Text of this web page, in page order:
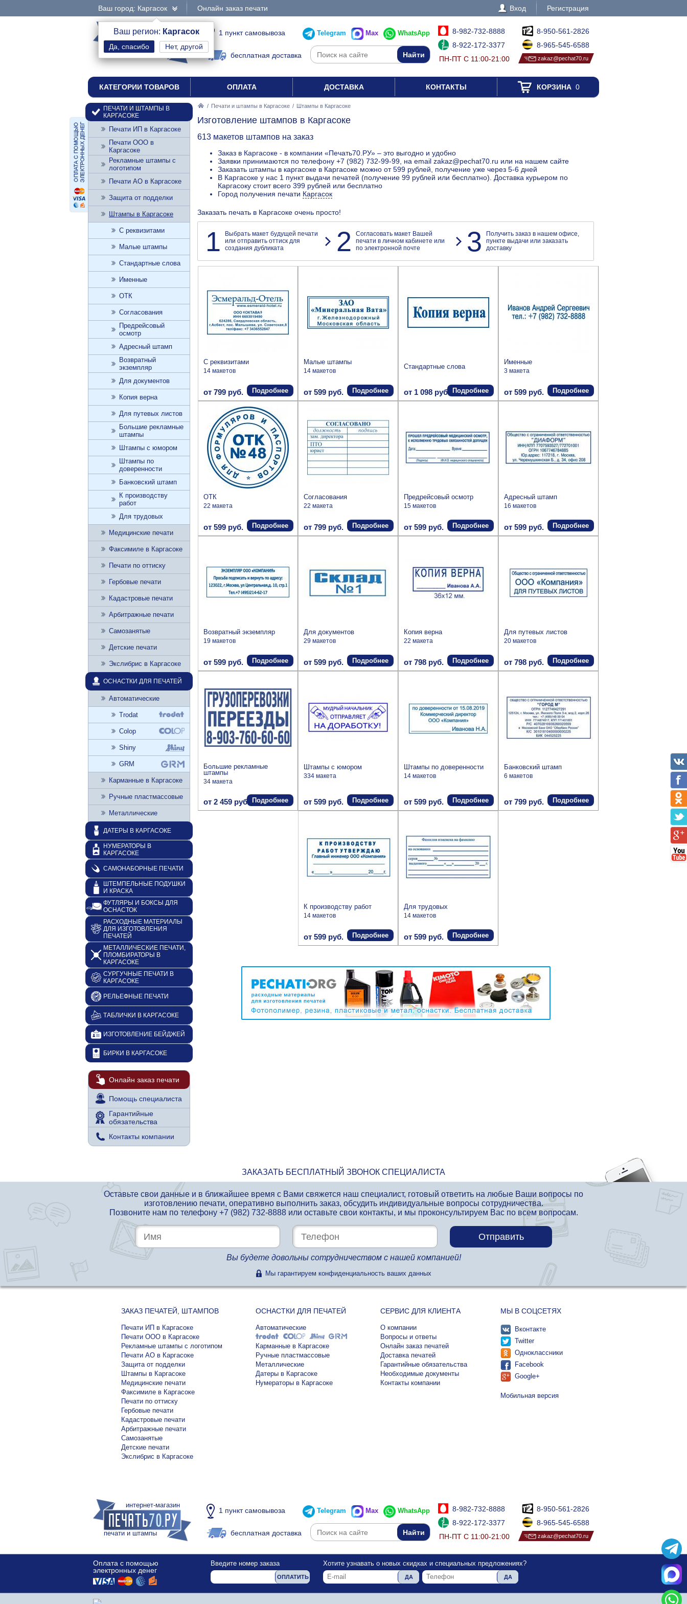
Ваш город: Каргасок
Ваш регион: Каргасок
Нет, другой
Онлайн заказ печати Вход Регистрация
интернет-магазин
1 пункт самовывоза
бесплатная доставка
Telegram Max WhatsApp
8-982-732-8888
8-922-172-3377
ПН-ПТ С 11:00-21:00
8-950-561-2826
8-965-545-6588
zakaz@pechat70.ru
КАТЕГОРИИ ТОВАРОВ ОПЛАТА ДОСТАВКА КОНТАКТЫ КОРЗИНА0
/ Печати и штампы в Каргасоке / Штампы в Каргасоке
Изготовление штампов в Каргасоке
613 макетов штампов на заказ
Заказ в Каргасоке - в компании «Печать70.РУ» – это выгодно и удобно
Заявки принимаются по телефону +7 (982) 732-99-99, на email zakaz@pechat70.ru или на нашем сайте
Заказать штампы в каргасоке в Каргасоке можно от 599 рублей, получение уже через 5-6 дней
В Каргасоке у нас 1 пункт выдачи печатей (получение 99 рублей или бесплатно). Доставка курьером по
Каргасоку стоит всего 399 рублей или бесплатно
Город получения печати Каргасок
Заказать печать в Каргасоке очень просто!
1
Выбрать макет будущей печати
или отправить оттиск для
создания дубликата
2
Согласовать макет Вашей
печати в личном кабинете или
по электронной почте
3
Получить заказ в нашем офисе,
пункте выдачи или заказать
доставку
С реквизитами
14 макетов
от 799 руб. Подробнее
Малые штампы
14 макетов
от 599 руб. Подробнее
Стандартные слова
от 1 098 руб. Подробнее
Именные
3 макета
от 599 руб. Подробнее
ОТК
22 макета
от 599 руб. Подробнее
Согласования
22 макета
от 799 руб. Подробнее
Предрейсовый осмотр
15 макетов
от 599 руб. Подробнее
Адресный штамп
16 макетов
от 599 руб. Подробнее
Возвратный экземпляр
19 макетов
от 599 руб. Подробнее
Для документов
29 макетов
от 599 руб. Подробнее
Копия верна
22 макета
от 798 руб. Подробнее
Для путевых листов
20 макетов
от 798 руб. Подробнее
Большие рекламные
штампы
34 макета
от 2 459 руб. Подробнее
Штампы с юмором
334 макета
от 599 руб. Подробнее
Штампы по доверенности
14 макетов
от 599 руб. Подробнее
Банковский штамп
6 макетов
от 799 руб. Подробнее
К производству работ
14 макетов
от 599 руб. Подробнее
Для трудовых
14 макетов
от 599 руб. Подробнее
ПЕЧАТИ И ШТАМПЫ В
КАРГАСОКЕ
Печати ИП в Каргасоке
Печати ООО в
Каргасоке
Рекламные штампы с
логотипом
Печати АО в Каргасоке
Защита от подделки
Штампы в Каргасоке
С реквизитами
Малые штампы
Стандартные слова
Именные
ОТК
Согласования
Предрейсовый
осмотр
Адресный штамп
Возвратный
экземпляр
Для документов
Копия верна
Для путевых листов
Большие рекламные
штампы
Штампы с юмором
Штампы по
доверенности
Банковский штамп
К производству
работ
Для трудовых
Медицинские печати
Факсимиле в Каргасоке
Печати по оттиску
Гербовые печати
Кадастровые печати
Арбитражные печати
Самозанятые
Детские печати
Экслибрис в Каргасоке
ОСНАСТКИ ДЛЯ ПЕЧАТЕЙ
Автоматические
Trodat
Colop
Shiny
GRM
Карманные в Каргасоке
Ручные пластмассовые
Металлические
ДАТЕРЫ В КАРГАСОКЕ
НУМЕРАТОРЫ В
КАРГАСОКЕ
САМОНАБОРНЫЕ ПЕЧАТИ
ШТЕМПЕЛЬНЫЕ ПОДУШКИ
И КРАСКА
ФУТЛЯРЫ И БОКСЫ ДЛЯ
ОСНАСТОК
РАСХОДНЫЕ МАТЕРИАЛЫ
ДЛЯ ИЗГОТОВЛЕНИЯ
ПЕЧАТЕЙ
МЕТАЛЛИЧЕСКИЕ ПЕЧАТИ,
ПЛОМБИРАТОРЫ В
КАРГАСОКЕ
СУРГУЧНЫЕ ПЕЧАТИ В
КАРГАСОКЕ
РЕЛЬЕФНЫЕ ПЕЧАТИ
ТАБЛИЧКИ В КАРГАСОКЕ
ИЗГОТОВЛЕНИЕ БЕЙДЖЕЙ
БИРКИ В КАРГАСОКЕ
Онлайн заказ печати
Помощь специалиста
Гарантийные
обязательства
Контакты компании
ЗАКАЗАТЬ БЕСПЛАТНЫЙ ЗВОНОК СПЕЦИАЛИСТА
Оставьте свои данные и в ближайшее время с Вами свяжется наш специалист, готовый ответить на любые Ваши вопросы по
изготовлению печати, оперативно выполнить заказ, обсудить индивидуальные вопросы сотрудничества.
Позвоните нам по телефону +7 (982) 732-8888или оставьте свои контакты, и мы проконсультируем Вас по всем вопросам.
Вы будете довольны сотрудничеством с нашей компанией!
Мы гарантируем конфиденциальность ваших данных
ЗАКАЗ ПЕЧАТЕЙ, ШТАМПОВ
Печати ИП в Каргасоке
Печати ООО в Каргасоке
Рекламные штампы с логотипом
Печати АО в Каргасоке
Защита от подделки
Штампы в Каргасоке
Медицинские печати
Факсимиле в Каргасоке
Печати по оттиску
Гербовые печати
Кадастровые печати
Арбитражные печати
Самозанятые
Детские печати
Экслибрис в Каргасоке
ОСНАСТКИ ДЛЯ ПЕЧАТЕЙ
Автоматические
Карманные в Каргасоке
Ручные пластмассовые
Металлические
Датеры в Каргасоке
Нумераторы в Каргасоке
СЕРВИС ДЛЯ КЛИЕНТА
О компании
Вопросы и ответы
Онлайн заказ печатей
Доставка печатей
Гарантийные обязательства
Необходимые документы
Контакты компании
МЫ В СОЦСЕТЯХ
Вконтакте
Twitter
Одноклассники
Facebook
Google+
Мобильная версия
интернет-магазин
печати и штампы
1 пункт самовывоза
бесплатная доставка
Telegram Max WhatsApp
8-982-732-8888
8-922-172-3377
ПН-ПТ С 11:00-21:00
8-950-561-2826
8-965-545-6588
zakaz@pechat70.ru
Оплата с помощью
электронных денег
Введите номер заказа Хотите узнавать о новых скидках и специальных предложениях?